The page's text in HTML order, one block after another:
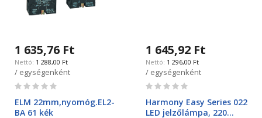
1 635,76 Ft
1 288,00 Ft
/ egységenként
Rating:
ELM 22mm,nyomóg.EL2-
BA 61 kék
1 645,92 Ft
1 296,00 Ft
/ egységenként
Rating:
Harmony Easy Series 022
LED jelzőlámpa, 220…